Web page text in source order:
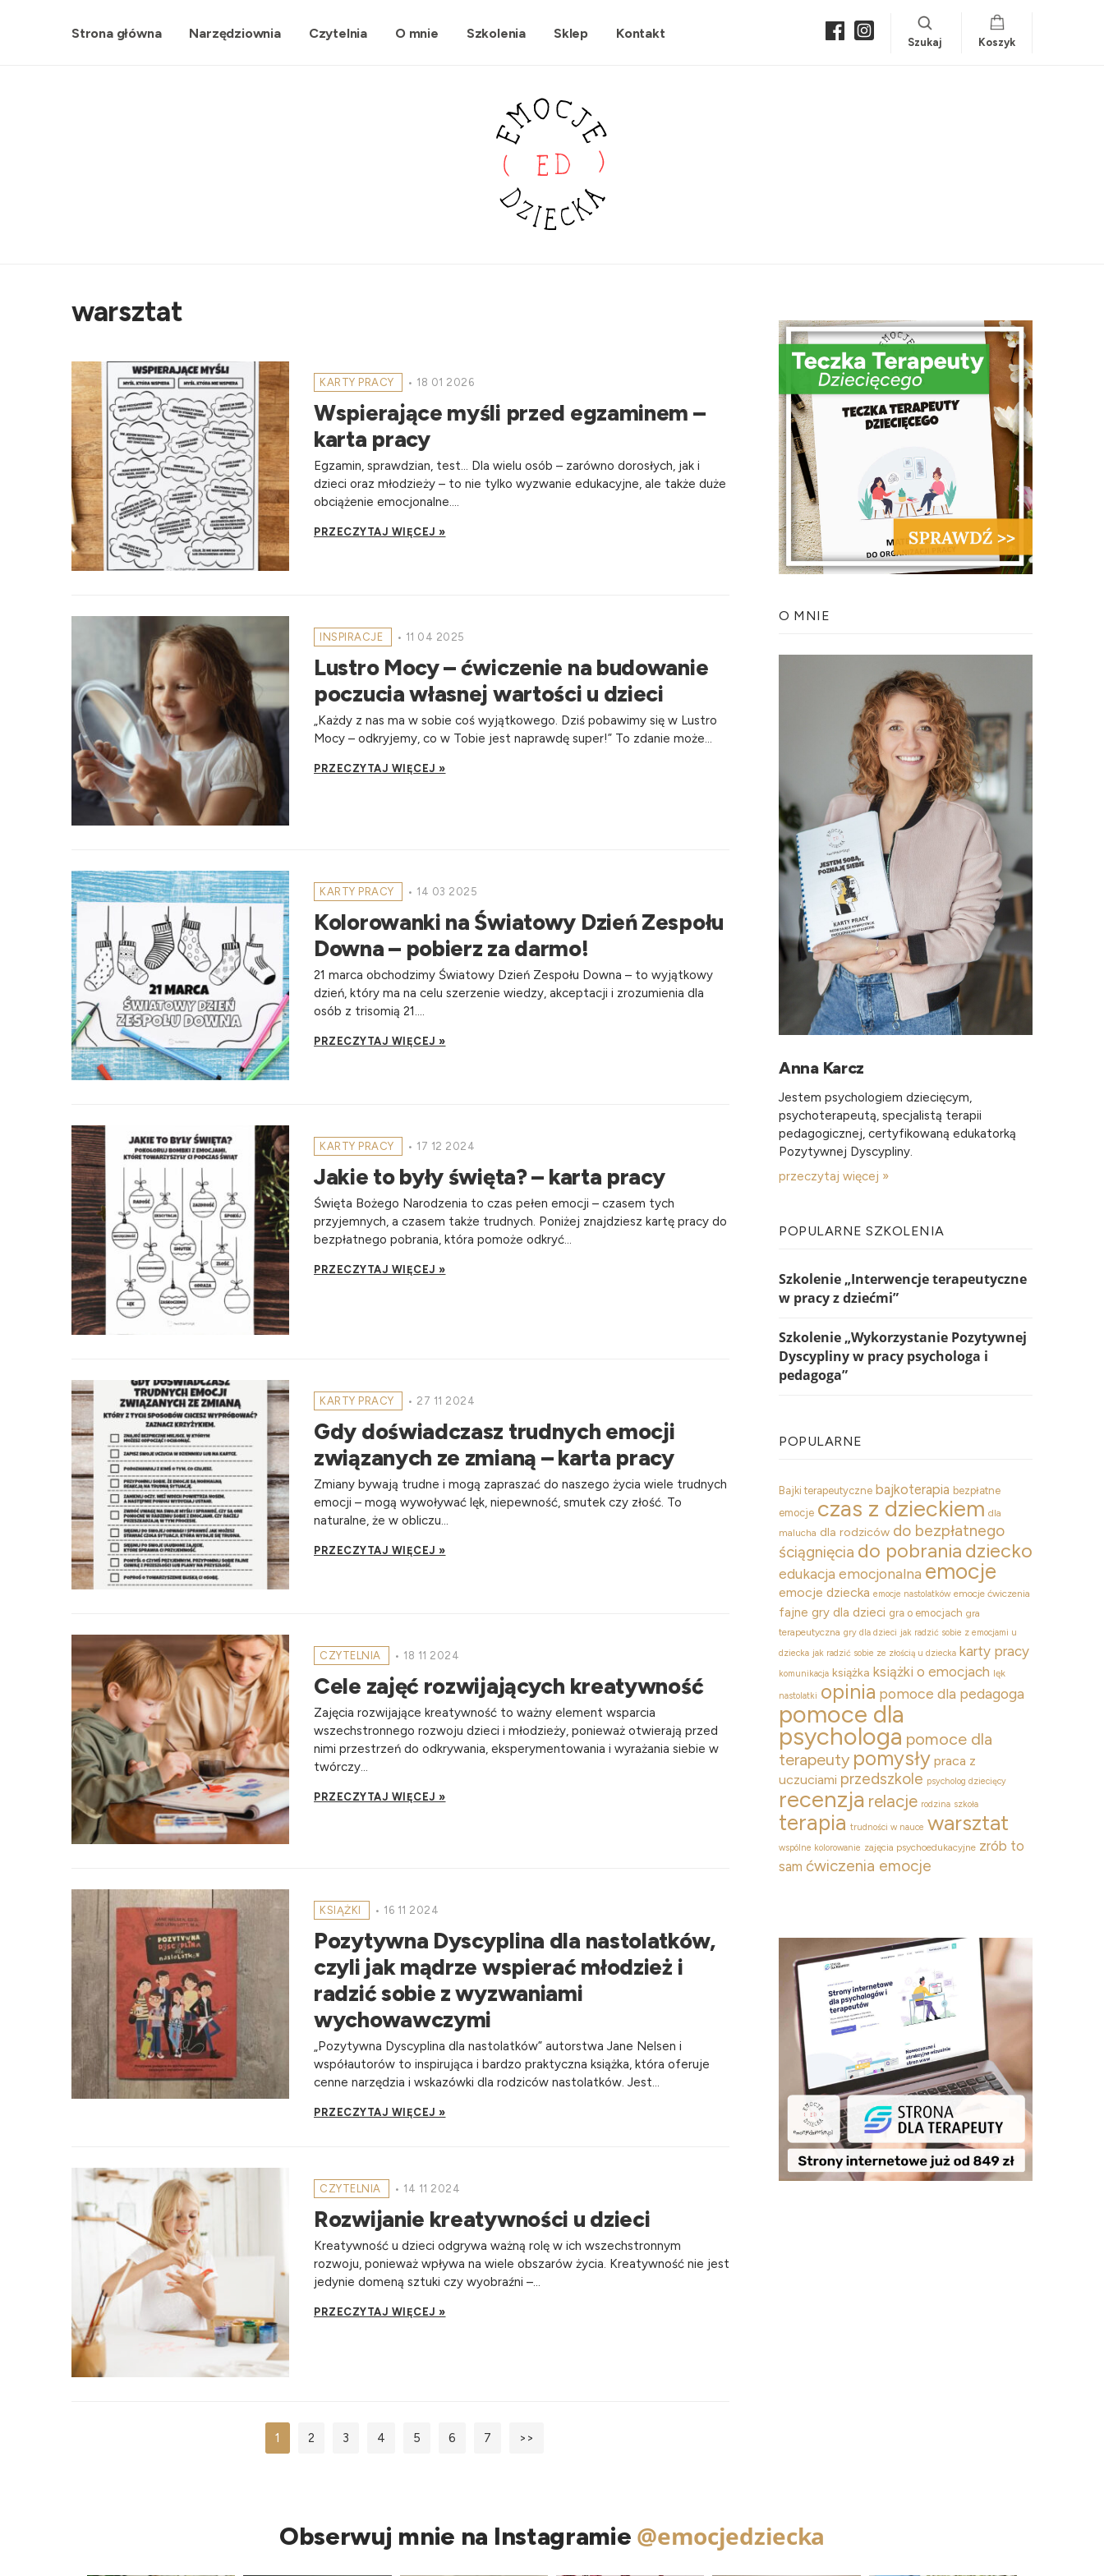
Strona główna Narzędziownia Czytelnia O mnie Szkolenia Sklep Kontakt
Szukaj Koszyk
warsztat
KARTY PRACY • 18 01 2026
Wspierające myśli przed egzaminem –
karta pracy
Egzamin, sprawdzian, test… Dla wielu osób – zarówno dorosłych, jak i
dzieci oraz młodzieży – to nie tylko wyzwanie edukacyjne, ale także duże
obciążenie emocjonalne....
PRZECZYTAJ WIĘCEJ »
INSPIRACJE • 11 04 2025
Lustro Mocy – ćwiczenie na budowanie
poczucia własnej wartości u dzieci
„Każdy z nas ma w sobie coś wyjątkowego. Dziś pobawimy się w Lustro
Mocy – odkryjemy, co w Tobie jest naprawdę super!” To zdanie może...
PRZECZYTAJ WIĘCEJ »
KARTY PRACY • 14 03 2025
Kolorowanki na Światowy Dzień Zespołu
Downa – pobierz za darmo!
21 marca obchodzimy Światowy Dzień Zespołu Downa – to wyjątkowy
dzień, który ma na celu szerzenie wiedzy, akceptacji i zrozumienia dla
osób z trisomią 21....
PRZECZYTAJ WIĘCEJ »
KARTY PRACY • 17 12 2024
Jakie to były święta? – karta pracy
Święta Bożego Narodzenia to czas pełen emocji – czasem tych
przyjemnych, a czasem także trudnych. Poniżej znajdziesz kartę pracy do
bezpłatnego pobrania, która pomoże odkryć...
PRZECZYTAJ WIĘCEJ »
KARTY PRACY • 27 11 2024
Gdy doświadczasz trudnych emocji
związanych ze zmianą – karta pracy
Zmiany bywają trudne i mogą zapraszać do naszego życia wiele trudnych
emocji – mogą wywoływać lęk, niepewność, smutek czy złość. To
naturalne, że w obliczu...
PRZECZYTAJ WIĘCEJ »
CZYTELNIA • 18 11 2024
Cele zajęć rozwijających kreatywność
Zajęcia rozwijające kreatywność to ważny element wsparcia
wszechstronnego rozwoju dzieci i młodzieży, ponieważ otwierają przed
nimi przestrzeń do odkrywania, eksperymentowania i wyrażania siebie w
twórczy...
PRZECZYTAJ WIĘCEJ »
KSIĄŻKI • 16 11 2024
Pozytywna Dyscyplina dla nastolatków,
czyli jak mądrze wspierać młodzież i
radzić sobie z wyzwaniami
wychowawczymi
„Pozytywna Dyscyplina dla nastolatków” autorstwa Jane Nelsen i
współautorów to inspirująca i bardzo praktyczna książka, która oferuje
cenne narzędzia i wskazówki dla rodziców nastolatków. Jest...
PRZECZYTAJ WIĘCEJ »
CZYTELNIA • 14 11 2024
Rozwijanie kreatywności u dzieci
Kreatywność u dzieci odgrywa ważną rolę w ich wszechstronnym
rozwoju, ponieważ wpływa na wiele obszarów życia. Kreatywność nie jest
jedynie domeną sztuki czy wyobraźni –...
PRZECZYTAJ WIĘCEJ »
1 2 3 4 5 6 7 >>
O MNIE
Anna Karcz
Jestem psychologiem dziecięcym,
psychoterapeutą, specjalistą terapii
pedagogicznej, certyfikowaną edukatorką
Pozytywnej Dyscypliny.
przeczytaj więcej »
POPULARNE SZKOLENIA
Szkolenie „Interwencje terapeutyczne
w pracy z dziećmi”
Szkolenie „Wykorzystanie Pozytywnej
Dyscypliny w pracy psychologa i
pedagoga”
POPULARNE
Bajki terapeutyczne bajkoterapia bezpłatne
emocje czas z dzieckiem dla
malucha dla rodziców do bezpłatnego
ściągnięcia do pobrania dziecko
edukacja emocjonalna emocje
emocje dziecka emocje nastolatków emocje ćwiczenia
fajne gry dla dzieci gra o emocjach gra
terapeutyczna gry dla dzieci jak radzić sobie z emocjami u
dziecka jak radzić sobie ze złością u dziecka karty pracy
komunikacja książka książki o emocjach lęk
nastolatki opinia pomoce dla pedagoga
pomoce dla
psychologa pomoce dla
terapeuty pomysły praca z
uczuciami przedszkole psycholog dziecięcy
recenzja relacje rodzina szkoła
terapia trudności w nauce warsztat
wspólne kolorowanie zajęcia psychoedukacyjne zrób to
sam ćwiczenia emocje
Obserwuj mnie na Instagramie @emocjedziecka